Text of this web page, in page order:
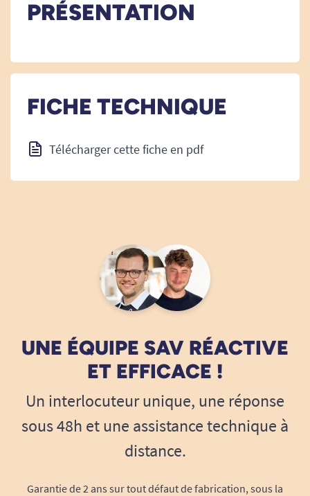
PRÉSENTATION
FICHE TECHNIQUE
Télécharger cette fiche en pdf
UNE ÉQUIPE SAV RÉACTIVE
ET EFFICACE !
Un interlocuteur unique, une réponse
sous 48h et une assistance technique à
distance.
Garantie de 2 ans sur tout défaut de fabrication, sous la